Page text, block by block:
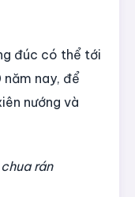
đúc có thể tới
năm nay, để
nướng và
rán